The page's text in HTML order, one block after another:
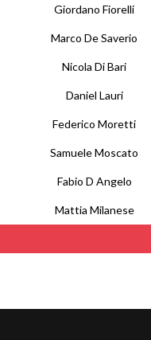
Giordano Fiorelli
Marco De Saverio
Nicola Di Bari
Daniel Lauri
Federico Moretti
Samuele Moscato
Fabio D Angelo
Mattia Milanese